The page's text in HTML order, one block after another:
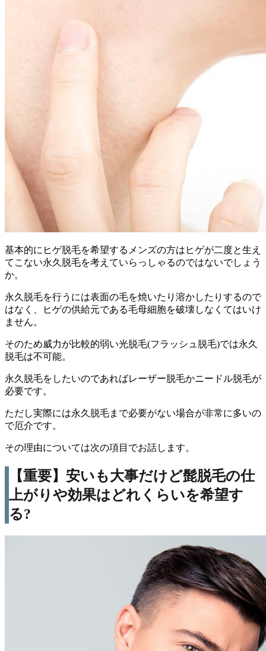
基本的にヒゲ脱毛を希望するメンズの方はヒゲが二度と生え
てこない永久脱毛を考えていらっしゃるのではないでしょう
か。
永久脱毛を行うには表面の毛を焼いたり溶かしたりするので
はなく、ヒゲの供給元である毛母細胞を破壊しなくてはいけ
ません。
そのため威力が比較的弱い光脱毛(フラッシュ脱毛)では永久
脱毛は不可能。
永久脱毛をしたいのであればレーザー脱毛かニードル脱毛が
必要です。
ただし実際には永久脱毛まで必要がない場合が非常に多いの
で厄介です。
その理由については次の項目でお話します。
【重要】安いも大事だけど髭脱毛の仕
上がりや効果はどれくらいを希望す
る?